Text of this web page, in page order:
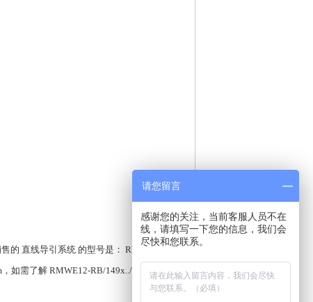
的 直线导引系统 的型号是： RMWE12-
如需了解 RMWE12-RB/149x../18 微型保持
请您留言
感谢您的关注，当前客服人员不在
线，请填写一下您的信息，我们会
尽快和您联系。